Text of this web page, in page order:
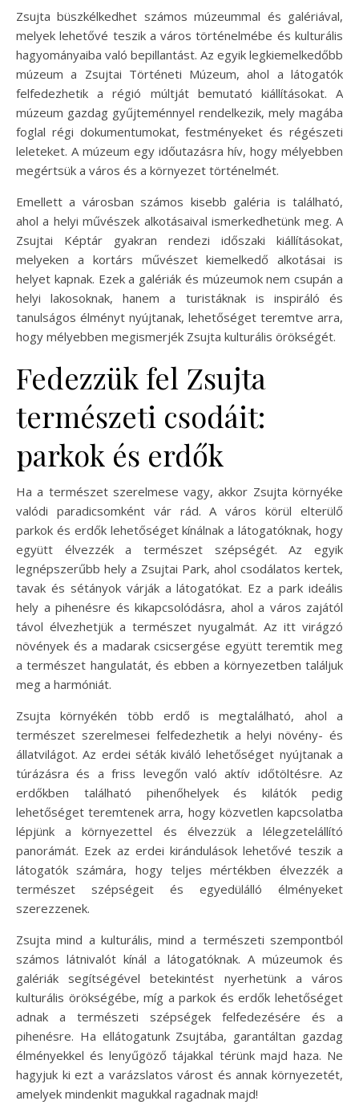
Zsujta büszkélkedhet számos múzeummal és galériával,
melyek lehetővé teszik a város történelmébe és kulturális
hagyományaiba való bepillantást. Az egyik legkiemelkedőbb
múzeum a Zsujtai Történeti Múzeum, ahol a látogatók
felfedezhetik a régió múltját bemutató kiállításokat. A
múzeum gazdag gyűjteménnyel rendelkezik, mely magába
foglal régi dokumentumokat, festményeket és régészeti
leleteket. A múzeum egy időutazásra hív, hogy mélyebben
megértsük a város és a környezet történelmét.
Emellett a városban számos kisebb galéria is található,
ahol a helyi művészek alkotásaival ismerkedhetünk meg. A
Zsujtai Képtár gyakran rendezi időszaki kiállításokat,
melyeken a kortárs művészet kiemelkedő alkotásai is
helyet kapnak. Ezek a galériák és múzeumok nem csupán a
helyi lakosoknak, hanem a turistáknak is inspiráló és
tanulságos élményt nyújtanak, lehetőséget teremtve arra,
hogy mélyebben megismerjék Zsujta kulturális örökségét.
Fedezzük fel Zsujta
természeti csodáit:
parkok és erdők
Ha a természet szerelmese vagy, akkor Zsujta környéke
valódi paradicsomként vár rád. A város körül elterülő
parkok és erdők lehetőséget kínálnak a látogatóknak, hogy
együtt élvezzék a természet szépségét. Az egyik
legnépszerűbb hely a Zsujtai Park, ahol csodálatos kertek,
tavak és sétányok várják a látogatókat. Ez a park ideális
hely a pihenésre és kikapcsolódásra, ahol a város zajától
távol élvezhetjük a természet nyugalmát. Az itt virágzó
növények és a madarak csicsergése együtt teremtik meg
a természet hangulatát, és ebben a környezetben találjuk
meg a harmóniát.
Zsujta környékén több erdő is megtalálható, ahol a
természet szerelmesei felfedezhetik a helyi növény- és
állatvilágot. Az erdei séták kiváló lehetőséget nyújtanak a
túrázásra és a friss levegőn való aktív időtöltésre. Az
erdőkben található pihenőhelyek és kilátók pedig
lehetőséget teremtenek arra, hogy közvetlen kapcsolatba
lépjünk a környezettel és élvezzük a lélegzetelállító
panorámát. Ezek az erdei kirándulások lehetővé teszik a
látogatók számára, hogy teljes mértékben élvezzék a
természet szépségeit és egyedülálló élményeket
szerezzenek.
Zsujta mind a kulturális, mind a természeti szempontból
számos látnivalót kínál a látogatóknak. A múzeumok és
galériák segítségével betekintést nyerhetünk a város
kulturális örökségébe, míg a parkok és erdők lehetőséget
adnak a természeti szépségek felfedezésére és a
pihenésre. Ha ellátogatunk Zsujtába, garantáltan gazdag
élményekkel és lenyűgöző tájakkal térünk majd haza. Ne
hagyjuk ki ezt a varázslatos várost és annak környezetét,
amelyek mindenkit magukkal ragadnak majd!